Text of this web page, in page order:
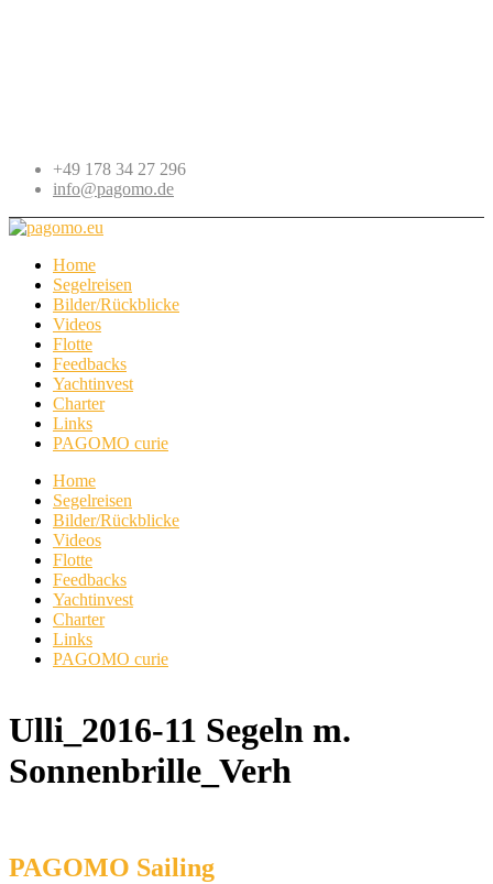
+49 178 34 27 296
info@pagomo.de
Home
Segelreisen
Bilder/Rückblicke
Videos
Flotte
Feedbacks
Yachtinvest
Charter
Links
PAGOMO curie
Home
Segelreisen
Bilder/Rückblicke
Videos
Flotte
Feedbacks
Yachtinvest
Charter
Links
PAGOMO curie
Ulli_2016-11 Segeln m.
Sonnenbrille_Verh
PAGOMO Sailing